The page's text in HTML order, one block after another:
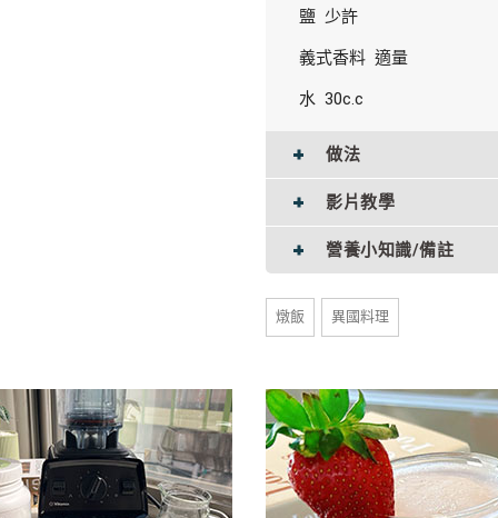
鹽 少許
義式香料 適量
水 30c.c
做法
影片教學
營養小知識/備註
燉飯 異國料理